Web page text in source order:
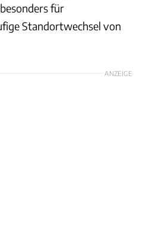
für
Standortwechsel von
ANZEIGE